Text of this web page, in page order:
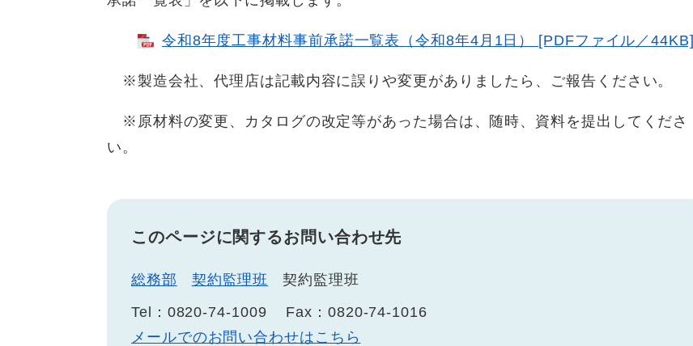
令和8年度工事材料事前承諾一覧表（令和8年4月1日） [PDFファイル／44KB]
※製造会社、代理店は記載内容に誤りや変更がありましたら、ご報告ください。
※原材料の変更、カタログの改定等があった場合は、随時、資料を提出してくださ
い。
このページに関するお問い合わせ先
総務部 契約監理班
契約監理班
Tel：0820-74-1009
Fax：0820-74-1016
メールでのお問い合わせはこちら